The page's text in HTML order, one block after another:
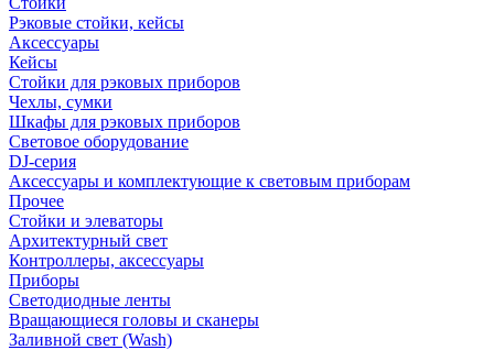
Рэковые стойки, кейсы
Аксессуары
Кейсы
Стойки для рэковых приборов
Чехлы, сумки
Шкафы для рэковых приборов
Световое оборудование
DJ-серия
Аксессуары и комплектующие к световым приборам
Прочее
Стойки и элеваторы
Архитектурный свет
Контроллеры, аксессуары
Приборы
Светодиодные ленты
Вращающиеся головы и сканеры
Заливной свет (Wash)